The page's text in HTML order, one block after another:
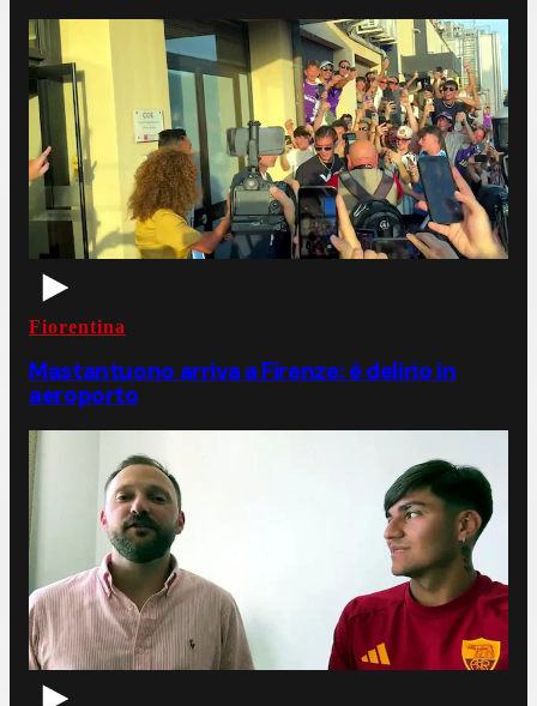
Fiorentina
Mastantuono arriva a Firenze: è delirio in
aeroporto